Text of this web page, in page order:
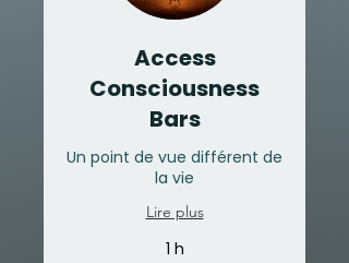
Access
Consciousness
Bars
Un point de vue différent de
la vie
Lire plus
1 h